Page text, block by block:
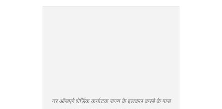
नर ऑसप्रे शेर्जिक कर्नाटक राज्य के इलकल कस्बे के पास